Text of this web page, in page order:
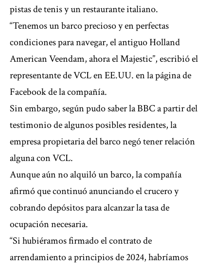
pistas de tenis y un restaurante italiano.
“Tenemos un barco precioso y en perfectas
condiciones para navegar, el antiguo Holland
American Veendam, ahora el Majestic”, escribió el
representante de VCL en EE.UU. en la página de
Facebook de la compañía.
Sin embargo, según pudo saber la BBC a partir del
testimonio de algunos posibles residentes, la
empresa propietaria del barco negó tener relación
alguna con VCL.
Aunque aún no alquiló un barco, la compañía
afirmó que continuó anunciando el crucero y
cobrando depósitos para alcanzar la tasa de
ocupación necesaria.
“Si hubiéramos firmado el contrato de
arrendamiento a principios de 2024, habríamos